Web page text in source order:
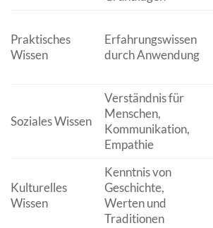
Praktisches
Wissen
Erfahrungswissen
durch Anwendung
Soziales Wissen
Verständnis für
Menschen,
Kommunikation,
Empathie
Kulturelles
Wissen
Kenntnis von
Geschichte,
Werten und
Traditionen